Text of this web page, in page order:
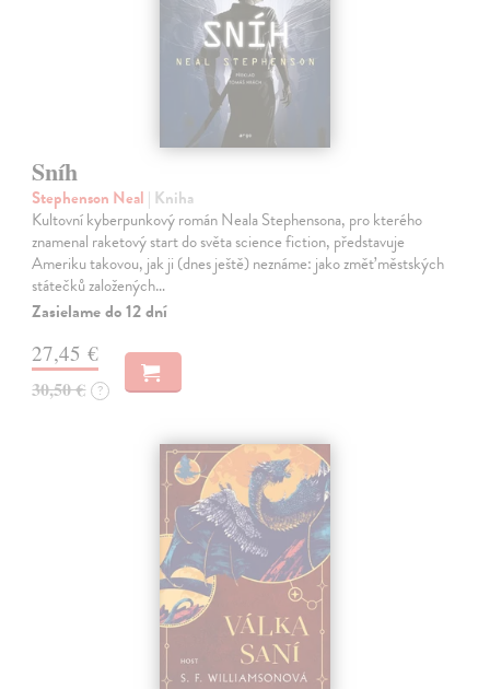
Sníh
Stephenson Neal | Kniha
Kultovní kyberpunkový román Neala Stephensona, pro kterého
znamenal raketový start do světa science fiction, představuje
Ameriku takovou, jak ji (dnes ještě) neznáme: jako změť městských
státečků založených…
Zasielame do 12 dní
27,45 €
30,50 € ?